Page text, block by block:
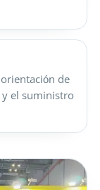
de
y el suministro